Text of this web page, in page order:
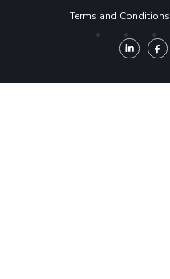
Terms and Conditions